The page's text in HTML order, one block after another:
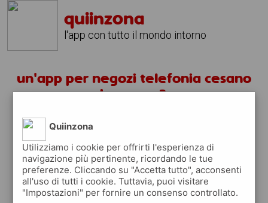
quiinzona
l'app con tutto il mondo intorno
un'app per negozi telefonia cesano
boscone ?
scarica gratis app
quiinzona è una app
gratuita per trovare
negozi
Quiinzona
Utilizziamo i cookie per offrirti l'esperienza di
navigazione più pertinente, ricordando le tue
preferenze. Cliccando su "Accetta tutto", acconsenti
all'uso di tutti i cookie. Tuttavia, puoi visitare
"Impostazioni" per fornire un consenso controllato.